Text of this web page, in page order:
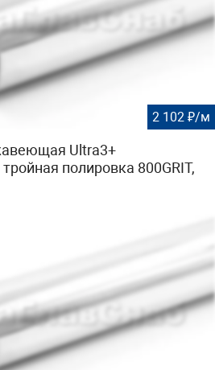
2 102 ₽/м
Ultra3+
полировка 800GRIT,